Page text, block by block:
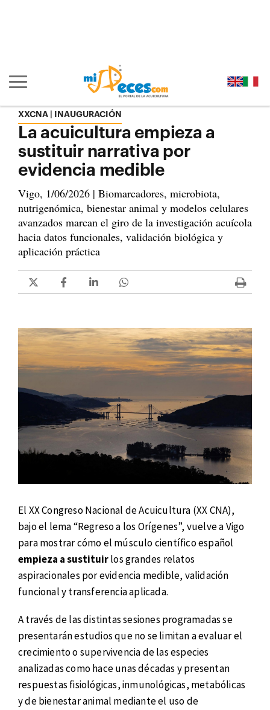
Mostrar/ocultar navegación principal
XXCNA | INAUGURACIÓN
La acuicultura empieza a
sustituir narrativa por
evidencia medible
Vigo, 1/06/2026 | Biomarcadores, microbiota,
nutrigenómica, bienestar animal y modelos celulares
avanzados marcan el giro de la investigación acuícola
hacia datos funcionales, validación biológica y
aplicación práctica
El XX Congreso Nacional de Acuicultura (XX CNA),
bajo el lema “Regreso a los Orígenes”, vuelve a Vigo
para mostrar cómo el músculo científico español
empieza a sustituirlos grandes relatos
aspiracionales por evidencia medible, validación
funcional y transferencia aplicada.
A través de las distintas sesiones programadas se
presentarán estudios que no se limitan a evaluar el
crecimiento o supervivencia de las especies
analizadas como hace unas décadas y presentan
respuestas fisiológicas, inmunológicas, metabólicas
y de bienestar animal mediante el uso de